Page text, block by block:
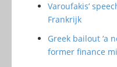
Varoufakis’
Frankrijk
Greek bailout ‘a
former finance